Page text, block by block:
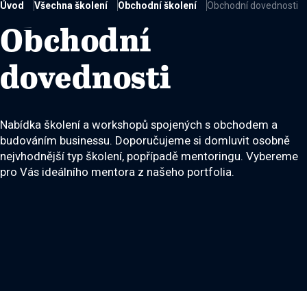

Úvod Všechna školení Obchodní školení Obchodní dovednosti
Obchodní
dovednosti
Nabídka školení a workshopů spojených s obchodem a
budováním businessu. Doporučujeme si domluvit osobně
nejvhodnější typ školení, popřípadě mentoringu. Vybereme
pro Vás ideálního mentora z našeho portfolia.